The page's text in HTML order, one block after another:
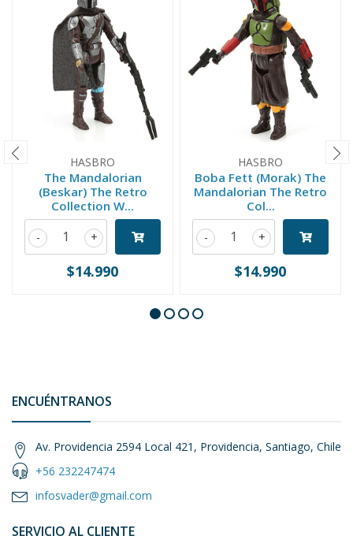
HASBRO
The Mandalorian
(Beskar) The Retro
Collection W...
+
-
$14.990
HASBRO
Boba Fett (Morak) The
Mandalorian The Retro
Col...
+
-
$14.990
ENCUÉNTRANOS
Av. Providencia 2594 Local 421, Providencia, Santiago, Chile
+56 232247474
infosvader@gmail.com
SERVICIO AL CLIENTE